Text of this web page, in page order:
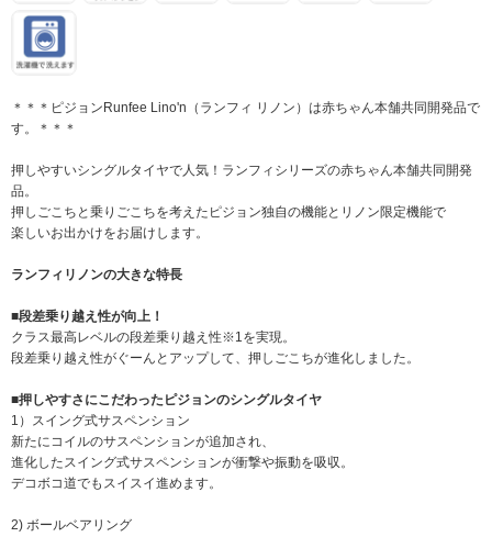
＊＊＊ピジョンRunfee Lino'n（ランフィ リノン）は赤ちゃん本舗共同開発品で
す。＊＊＊
押しやすいシングルタイヤで人気！ランフィシリーズの赤ちゃん本舗共同開発
品。
押しごこちと乗りごこちを考えたピジョン独自の機能とリノン限定機能で
楽しいお出かけをお届けします。
ランフィリノンの大きな特長
■段差乗り越え性が向上！
クラス最高レベルの段差乗り越え性※1を実現。
段差乗り越え性がぐーんとアップして、押しごこちが進化しました。
■押しやすさにこだわったピジョンのシングルタイヤ
1）スイング式サスペンション
新たにコイルのサスペンションが追加され、
進化したスイング式サスペンションが衝撃や振動を吸収。
デコボコ道でもスイスイ進めます。
2) ボールベアリング